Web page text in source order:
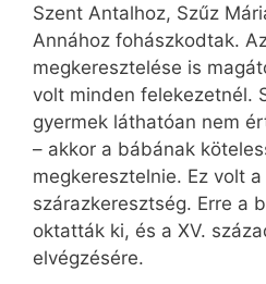
Szent Antalhoz, Szűz
Annához fohászkodtak.
megkeresztelése is
volt minden felekezetnél.
gyermek láthatóan nem
– akkor a bábának
megkeresztelnie. Ez volt
szárazkeresztség. Erre a
oktatták ki, és a XV.
elvégzésére.